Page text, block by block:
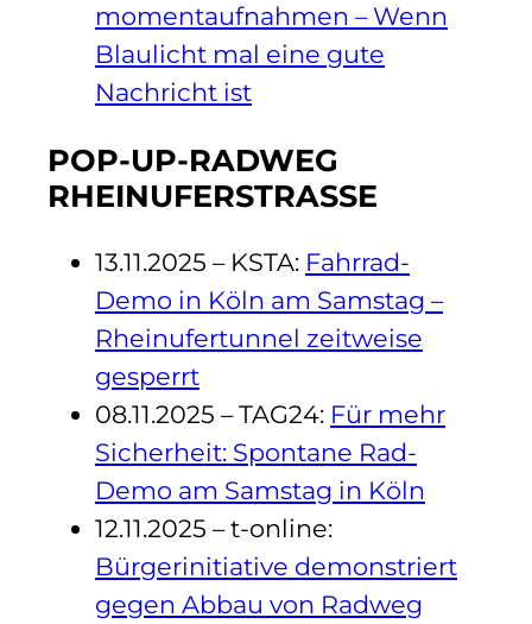
momentaufnahmen – Wenn
Blaulicht mal eine gute
Nachricht ist
POP-UP-RADWEG
RHEINUFERSTRASSE
13.11.2025 – KSTA: Fahrrad-
Demo in Köln am Samstag –
Rheinufertunnel zeitweise
gesperrt
08.11.2025 – TAG24: Für mehr
Sicherheit: Spontane Rad-
Demo am Samstag in Köln
12.11.2025 – t-online:
Bürgerinitiative demonstriert
gegen Abbau von Radweg